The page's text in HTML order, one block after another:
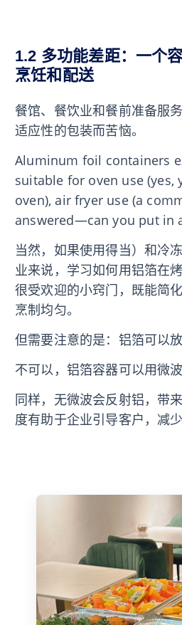
1.2 多功能差距：一个
烹饪和配送
餐馆、餐饮业和餐前准备服
适应性的包装而苦恼。
Aluminum foil containers
suitable for oven use (yes,
oven), air fryer use (a
answered—can you put in
当然，如果使用得当）和冷
业来说，学习如何用铝箔在
很受欢迎的小窍门，既能简
烹制均匀。
但需要注意的是：铝箔可以
不可以，铝箔容器可以用微
同样，无微波会反射铝，带
度有助于企业引导客户，减